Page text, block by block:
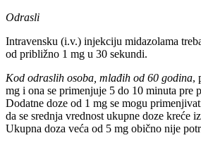
Odrasli
Intravensku (i.v.) injekciju midazolama
od približno 1 mg u 30 sekundi.
Kod odraslih osoba, mlađih od 60 godina,
mg i ona se primenjuje 5 do 10 minuta pre
Dodatne doze od 1 mg se mogu
da se srednja vrednost ukupne doze kreće
Ukupna doza veća od 5 mg obično nije